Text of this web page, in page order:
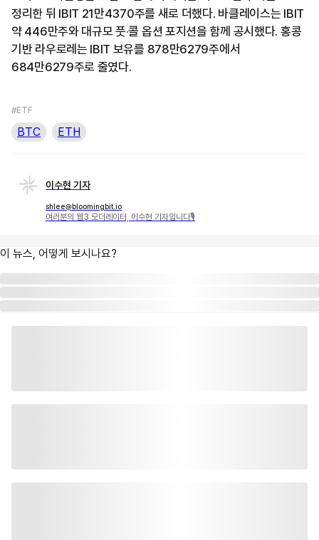
정리한 뒤 IBIT 21만4370주를 새로 더했다. 바클레이스는 IBIT
약 446만주와 대규모 풋·콜 옵션 포지션을 함께 공시했다. 홍콩
기반 라우로레는 IBIT 보유를 878만6279주에서
684만6279주로 줄였다.
#ETF
BTC ETH
이수현 기자
shlee@bloomingbit.io
여러분의 웹3 모더레이터, 이수현 기자입니다🎙
이 뉴스, 어떻게 보시나요?